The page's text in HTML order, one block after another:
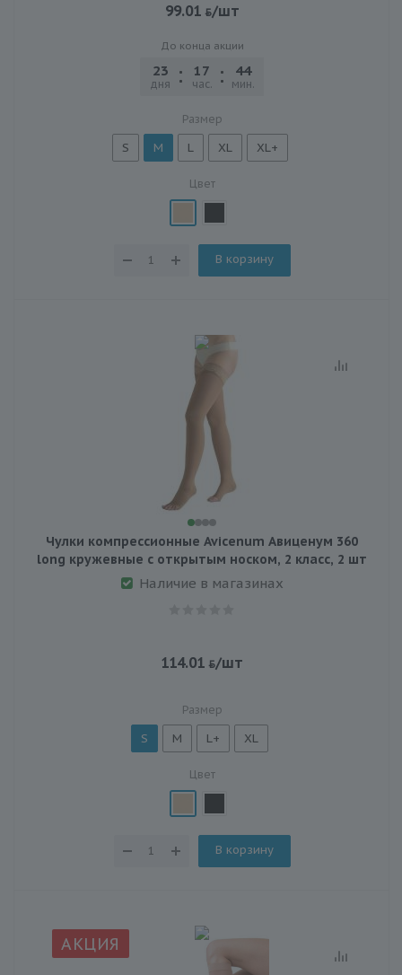
99.01 /шт
До конца акции
23
дня
17
час.
44
мин.
Размер
S M L XL XL+
Цвет
В корзину
Чулки компрессионные Avicenum Авиценум 360
long кружевные с открытым носком, 2 класс, 2 шт
Наличие в магазинах
114.01 /шт
Размер
S M L+ XL
Цвет
В корзину
АКЦИЯ